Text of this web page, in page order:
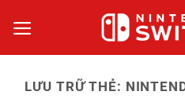
qua
nội
LƯU TRỮ THẺ: